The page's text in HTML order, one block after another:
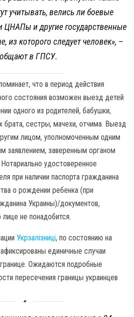
учитывать, велись ли боевые
ЦНАПы и другие государственные
из которого следует человек», –
в ГПСУ.
что в период действия
состояния возможен выезд детей
одного из родителей, бабушки,
брата, сестры, мачехи, отчима. Выезд
лицом, уполномоченным одним
заявлением, заверенным органом
удостоверенное
при наличии паспорта гражданина
о рождении ребенка (при
Украины)/документов,
не понадобится.
Укрзалізниці, по состоянию на
единичные случаи
Ожидаются подробные
пересечения границы украинцев